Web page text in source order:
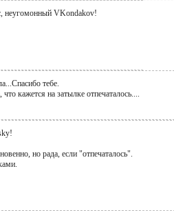
неугомонный VKondakov!
тебе.
кажется на затылке отпечаталось....
но рада, если "отпечаталось".